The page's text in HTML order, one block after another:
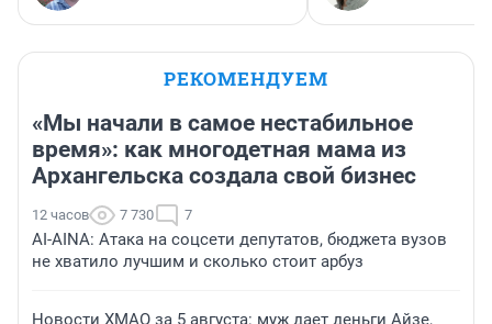
РЕКОМЕНДУЕМ
«Мы начали в самое нестабильное
время»: как многодетная мама из
Архангельска создала свой бизнес
12 часов 7 730 7
AI-AINA: Атака на соцсети депутатов, бюджета вузов
не хватило лучшим и сколько стоит арбуз
Новости ХМАО за 5 августа: муж дает деньги Айзе,